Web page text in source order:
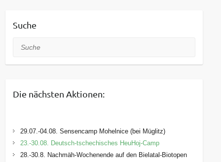
Suche
Suche
Die nächsten Aktionen:
29.07.-04.08. Sensencamp Mohelnice (bei Müglitz)
23.-30.08. Deutsch-tschechisches HeuHoj-Camp
28.-30.8. Nachmäh-Wochenende auf den Bielatal-Biotopen